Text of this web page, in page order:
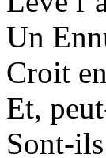
Un
Croit
Et,
Sont-